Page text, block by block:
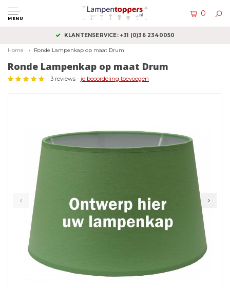
MENU
0
KLANTENSERVICE: +31 (0)36 2340050
Home Ronde Lampenkap op maat Drum
Ronde Lampenkap op maat Drum
3 reviews - je beoordeling toevoegen